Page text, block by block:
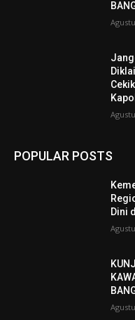
POPULAR POSTS
Dini